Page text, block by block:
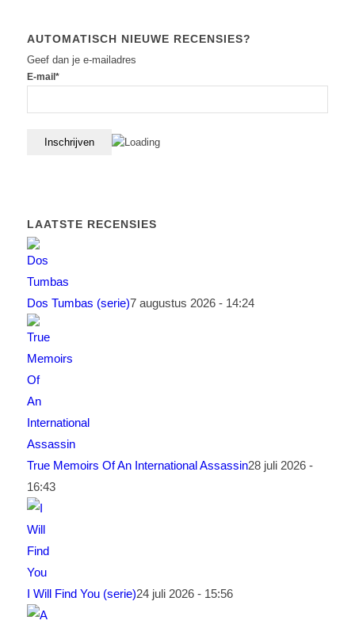
AUTOMATISCH NIEUWE RECENSIES?
Geef dan je e-mailadres
E-mail*
LAATSTE RECENSIES
Dos Tumbas (serie)7 augustus 2026 - 14:24
True Memoirs Of An International Assassin28 juli 2026 -
16:43
I Will Find You (serie)24 juli 2026 - 15:56